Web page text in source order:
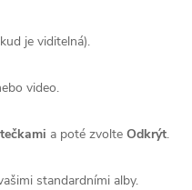
je viditelná).
video.
a poté zvolte Odkrýt.
standardními alby.